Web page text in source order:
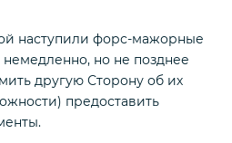
наступили форс-мажорные
немедленно, но не позднее
другую Сторону об их
предоставить